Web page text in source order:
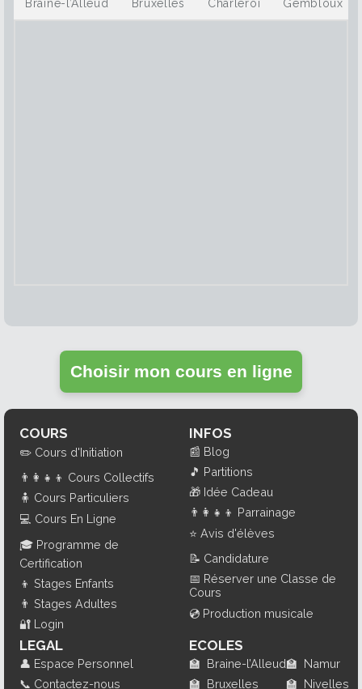
Braine-l’Alleud Bruxelles Charleroi Gembloux
Choisir mon cours en ligne
COURS
✏️ Cours d'Initiation
👨‍👩‍👧‍👦 Cours Collectifs
🧍 Cours Particuliers
💻 Cours En Ligne
🎓 Programme de
Certification
👦 Stages Enfants
👨 Stages Adultes
🔐 Login
INFOS
📰 Blog
🎵 Partitions
🎁 Idée Cadeau
👨‍👩‍👧‍👦 Parrainage
⭐ Avis d'élèves
📝 Candidature
📅 Réserver une Classe de
Cours
💿 Production musicale
LEGAL
👤 Espace Personnel
📞 Contactez-nous
ECOLES
🏫 Braine-l’Alleud
🏫 Bruxelles
🏫 Namur
🏫 Nivelles